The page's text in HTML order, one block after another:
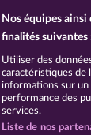
Nos équipes ainsi
finalités suivantes
Utiliser des
caractéristiques de
informations sur un
performance des
services.
Liste de nos